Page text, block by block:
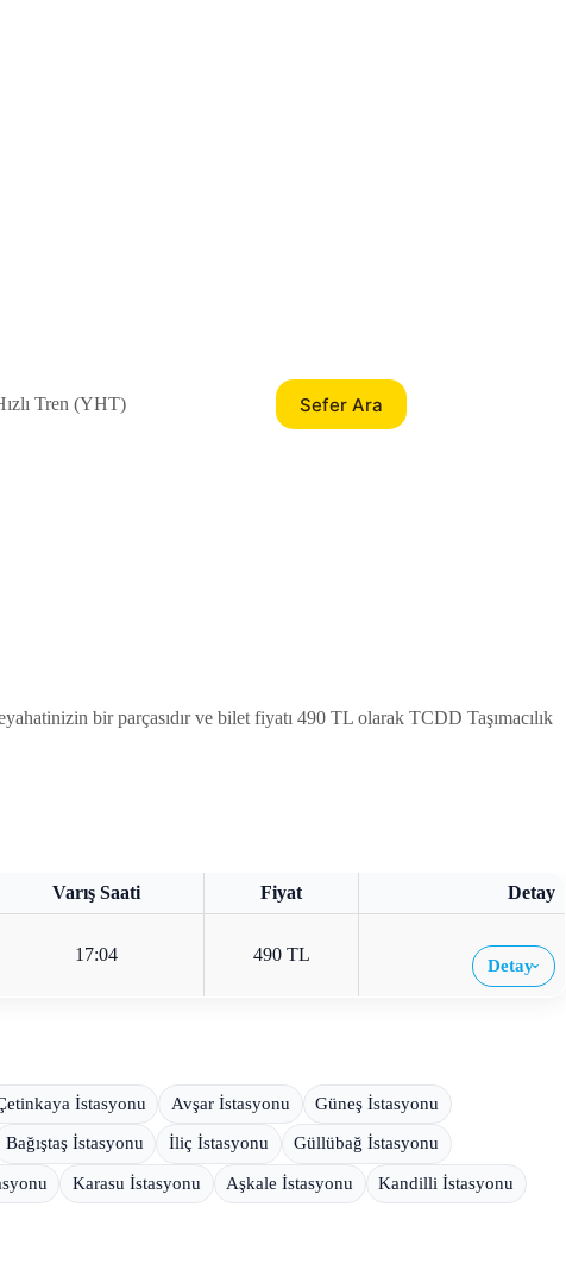
Tren (YHT) Sefer Ara
bir parçasıdır ve bilet fiyatı 490 TL olarak TCDD Taşımacılık
Varış Saati Fiyat Detay
17:04 490 TL
Detay›
İstasyonu Avşar İstasyonu Güneş İstasyonu
Bağıştaş İstasyonu İliç İstasyonu Güllübağ İstasyonu
Karasu İstasyonu Aşkale İstasyonu Kandilli İstasyonu